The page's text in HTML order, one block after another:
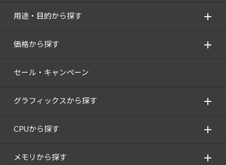
用途・目的から探す
価格から探す
セール・キャンペーン
グラフィックスから探す
CPUから探す
メモリから探す